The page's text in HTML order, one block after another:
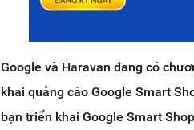
Google và Haravan đang có
khai quảng cáo Google Smart
bạn triển khai Google Smart